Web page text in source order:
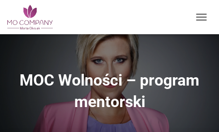
vry13eg1iiejumnzmup2t8zs0rph6z
MOC Wolności – program
mentorski